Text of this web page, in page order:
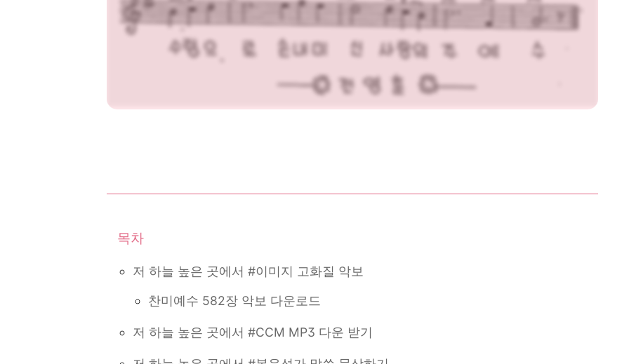
저 하늘 높은 곳에서 #이미지 고화질 악보
찬미예수 582장 악보 다운로드
저 하늘 높은 곳에서 #CCM MP3 다운 받기